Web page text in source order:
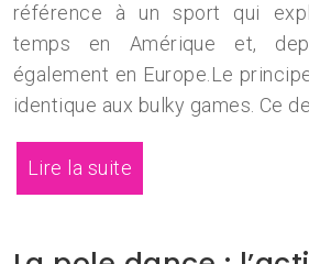
référence à un sport qui
temps en Amérique et,
également en Europe.Le
identique aux bulky games. Ce
Lire la suite